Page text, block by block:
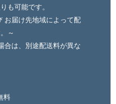
も可能です。
お届け先地域によって配
～
合は、別途配送料が異な
料